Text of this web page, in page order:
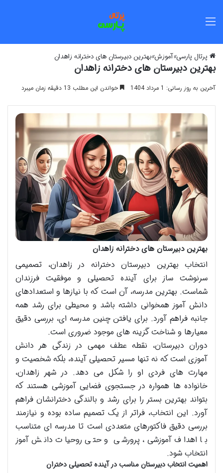
پرتال پارسی»آموزش»بهترین دبیرستان های دخترانه زاهدان
بهترین دبیرستان های دخترانه زاهدان
آخرین به روز رسانی: 1 مرداد 1404 خواندن این مطلب 13 دقیقه زمان میبرد
بهترین دبیرستان های دخترانه زاهدان
انتخاب بهترین دبیرستان دخترانه در زاهدان، تصمیمی
سرنوشت ساز برای آینده تحصیلی و موفقیت فرزندان
شماست. بهترین مدرسه، آن است که با نیازها و استعدادهای
دانش آموز همخوانی داشته باشد و محیطی برای رشد همه
جانبه فراهم آورد. برای یافتن چنین مدرسه ای، بررسی دقیق
معیارها و شناخت گزینه های موجود ضروری است.
دوران دبیرستان، نقطه عطف مهمی در زندگی هر دانش
آموزی است که نه تنها مسیر تحصیلی آینده، بلکه شخصیت و
مهارت های فردی او را شکل می دهد. در شهر زاهدان،
خانواده ها همواره در جستجوی فضایی آموزشی هستند که
بتواند بهترین بستر را برای رشد و بالندگی دخترانشان فراهم
آورد. این انتخاب، فراتر از یک تصمیم ساده بوده و نیازمند
بررسی دقیق فاکتورهای متعددی است تا مدرسه ای متناسب
با اهداف آموزشی، پرورشی و حتی روحیات دانش آموز
انتخاب شود.
اهمیت انتخاب دبیرستان مناسب در آینده تحصیلی دختران